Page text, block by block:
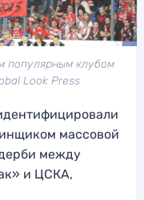
популярным клубом
Look Press
массовой
между
и ЦСКА,